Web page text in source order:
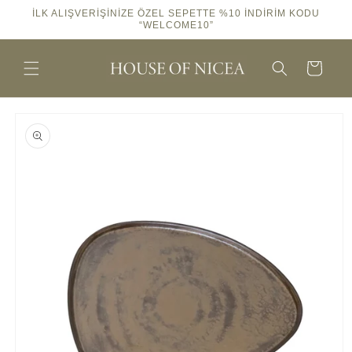
İçeriğe
İLK ALIŞVERİŞİNİZE ÖZEL SEPETTE %10 İNDİRİM KODU
“WELCOME10”
Sepet
bilgisine
atla